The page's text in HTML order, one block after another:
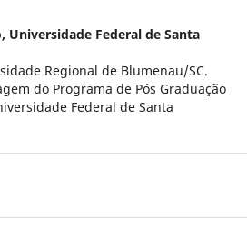
Universidade Federal de Santa
Regional de Blumenau/SC.
do Programa de Pós Graduação
Federal de Santa